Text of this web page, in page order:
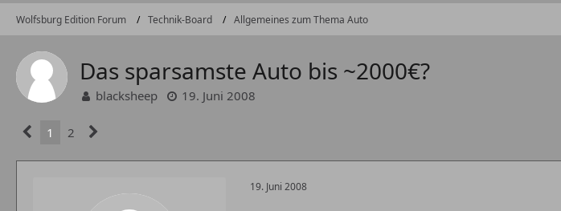
Wolfsburg Edition Forum Technik-Board Allgemeines zum Thema Auto
Das sparsamste Auto bis ~2000€?
blacksheep 19. Juni 2008
1 2
19. Juni 2008